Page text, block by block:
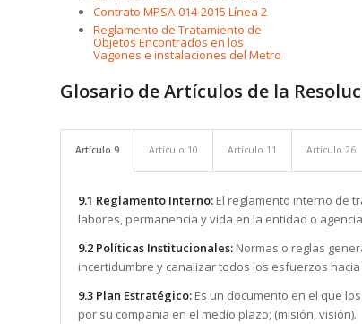
Contrato MPSA-014-2015 Línea 2
Reglamento de Tratamiento de
Objetos Encontrados en los
Vagones e instalaciones del Metro
Glosario de Artículos de la
Artículo 9 Artículo 10 Artículo 11 Artículo 26
9.1 Reglamento Interno: El reglamento interno de
labores, permanencia y vida en la entidad o
9.2 Políticas Institucionales: Normas o reglas
incertidumbre y canalizar todos los esfuerzos
9.3 Plan Estratégico: Es un documento en el que
por su compañia en el medio plazo; (misión, visión).